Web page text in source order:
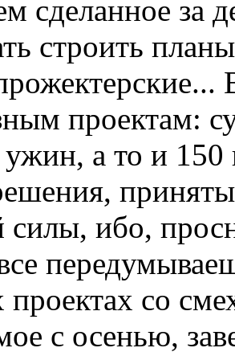
сделанное за
строить
проектам:
а то и
силы, ибо,
проектах со
с осенью,